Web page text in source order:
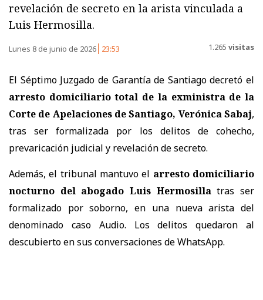
revelación de secreto en la arista vinculada a
Luis Hermosilla.
Lunes 8 de junio de 2026 23:53 1.265 visitas
El Séptimo Juzgado de Garantía de Santiago decretó el
arresto domiciliario total de la exministra de la
Corte de Apelaciones de Santiago, Verónica Sabaj,
tras ser formalizada por los delitos de cohecho,
prevaricación judicial y revelación de secreto.
Además, el tribunal mantuvo el arresto domiciliario
nocturno del abogado Luis Hermosillatras ser
formalizado por soborno, en una nueva arista del
denominado caso Audio. Los delitos quedaron al
descubierto en sus conversaciones de WhatsApp.